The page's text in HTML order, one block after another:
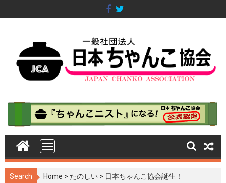
k
Search Home > たのしい > 日本ちゃんこ協会誕生！